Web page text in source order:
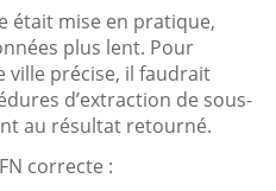
était mise en pratique,
plus lent. Pour
ville précise, il faudrait
d’extraction de sous-
au résultat retourné.
correcte :